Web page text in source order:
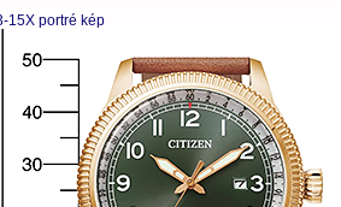
15X portré kép